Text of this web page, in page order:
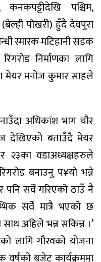
कनकपट्टीदेखि पश्चिम,
पोखरी) हुँदै देवपुरा
स्मारक मटिहानी सडक
निर्माणका लागि
मनोज कुमार साहले
अधिकांश भाग चौर
देखिएको बताउँदै मेयर
२३का वडाअध्यक्षहरुले
बनाउनु प¥यो भन्ने
सर्वे गरिएको ठाउँ नै
सर्वे मात्रै भएको छ
अहिले भन्न सकिन्न ।’
लागि गौरवको योजना